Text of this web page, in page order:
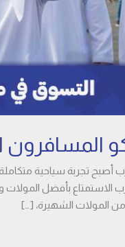
تجربة سياحية متكاملة
الاستمتاع بأفضل